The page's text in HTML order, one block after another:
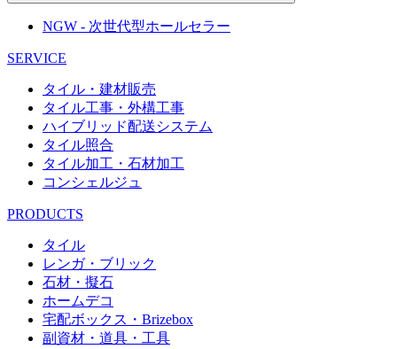
NGW - 次世代型ホールセラー
SERVICE
タイル・建材販売
タイル工事・外構工事
ハイブリッド配送システム
タイル照合
タイル加工・石材加工
コンシェルジュ
PRODUCTS
タイル
レンガ・ブリック
石材・擬石
ホームデコ
宅配ボックス・Brizebox
副資材・道具・工具